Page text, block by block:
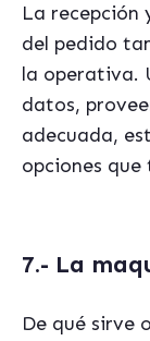
La recepción
del pedido
la operativa.
datos,
adecuada,
opciones
7.- La
De qué sirve